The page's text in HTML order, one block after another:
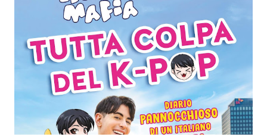
prendermi per cazzara (cose che poi fate lo stesso, ma
dettagli); 3) naturalmente aspettiamo una conferma ufficiale
dalle case editrici, però le notizie riportate qui sono
comunque VERE perché hanno appunto il codice isbn,
l'unica cosa che è incerta è la data di uscita che
naturalmente può sempre variare. Ma, insomma, sono libri
che arriveranno in librereria AL 100% Ovviamente si inizia
sempre dalle notizie più su...